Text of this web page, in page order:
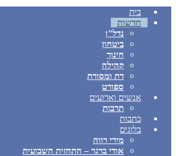
בית
חדשות
נדל"ן
ביטחון
חינוך
קהילה
דת ומסורת
ספורט
אנשים וארועים
תרבות
כתבות
בלוגים
מירי רווה
אודי ברגר – התחזית השבועית